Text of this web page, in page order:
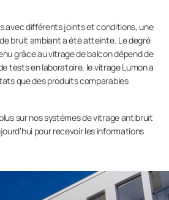
avec différents joints et conditions, une
bruit ambiant a été atteinte. Le degré
grâce au vitrage de balcon dépend de
tests en laboratoire, le vitrage Lumon a
que des produits comparables
sur nos systèmes de vitrage antibruit
pour recevoir les informations